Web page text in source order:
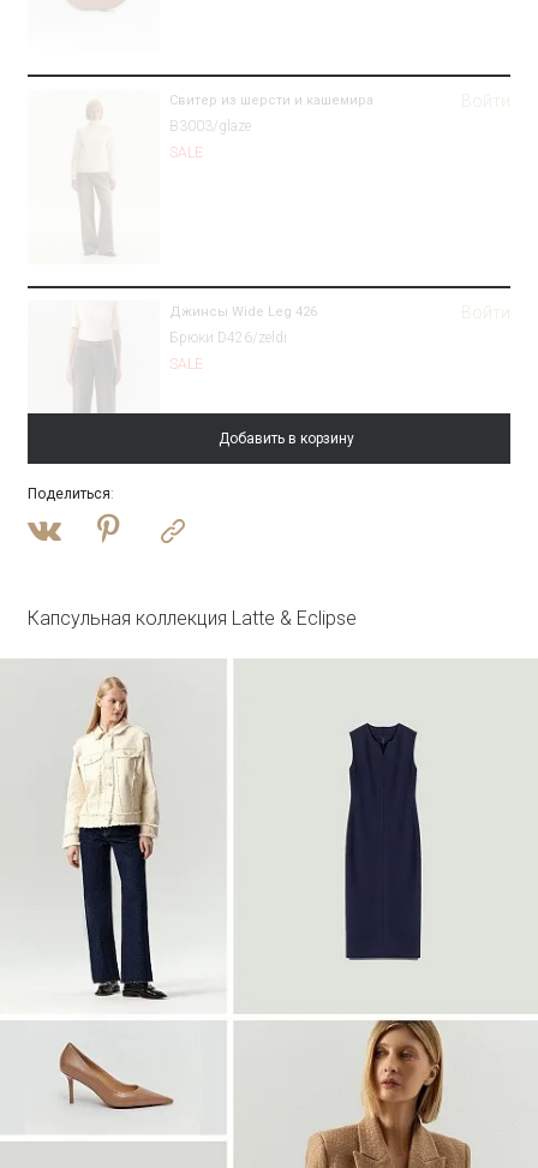
Свитер из шерсти и кашемира
B3003/glaze
SALE
Войти
Джинсы Wide Leg 426
Брюки D426/zeldi
SALE
Войти
Полупальто-халат из шерсти
Топ с металлической вставкой
GL112/lewpard
SALE
Добавить в корзину
Поделиться:
Капсульная коллекция Latte & Eclipse